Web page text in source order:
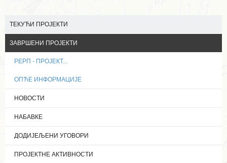
ТЕКУЋИ ПРОЈЕКТИ
ЗАВРШЕНИ ПРОЈЕКТИ
РЕРП - ПРОЈЕКТ...
ОПЋЕ ИНФОРМАЦИЈЕ
НОВОСТИ
НАБАВКЕ
ДОДИЈЕЉЕНИ УГОВОРИ
ПРОЈЕКТНЕ АКТИВНОСТИ